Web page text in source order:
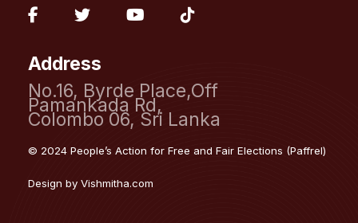
facebook-
f
fab
twitter
fab
Address
No.16, Byrde Place,Off
Pamankada Rd,
Colombo 06, Sri Lanka
© 2024 People’s Action for Free and Fair Elections (Paffrel)
Design by Vishmitha.com